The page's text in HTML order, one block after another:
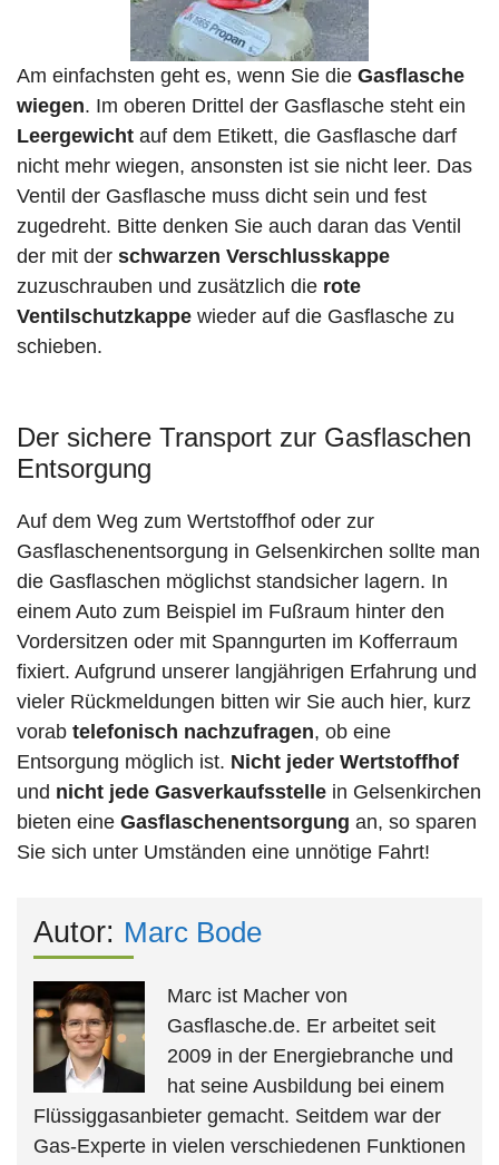
Am einfachsten geht es, wenn Sie die Gasflasche
wiegen. Im oberen Drittel der Gasflasche steht ein
Leergewicht auf dem Etikett, die Gasflasche darf
nicht mehr wiegen, ansonsten ist sie nicht leer. Das
Ventil der Gasflasche muss dicht sein und fest
zugedreht. Bitte denken Sie auch daran das Ventil
der mit der schwarzen Verschlusskappe
zuzuschrauben und zusätzlich die rote
Ventilschutzkappe wieder auf die Gasflasche zu
schieben.
Der sichere Transport zur Gasflaschen
Entsorgung
Auf dem Weg zum Wertstoffhof oder zur
Gasflaschenentsorgung in Gelsenkirchen sollte man
die Gasflaschen möglichst standsicher lagern. In
einem Auto zum Beispiel im Fußraum hinter den
Vordersitzen oder mit Spanngurten im Kofferraum
fixiert. Aufgrund unserer langjährigen Erfahrung und
vieler Rückmeldungen bitten wir Sie auch hier, kurz
vorab telefonisch nachzufragen, ob eine
Entsorgung möglich ist. Nicht jeder Wertstoffhof
und nicht jede Gasverkaufsstelle in Gelsenkirchen
bieten eine Gasflaschenentsorgung an, so sparen
Sie sich unter Umständen eine unnötige Fahrt!
Autor: Marc Bode
Marc ist Macher von
Gasflasche.de. Er arbeitet seit
2009 in der Energiebranche und
hat seine Ausbildung bei einem
Flüssiggasanbieter gemacht. Seitdem war der
Gas-Experte in vielen verschiedenen Funktionen